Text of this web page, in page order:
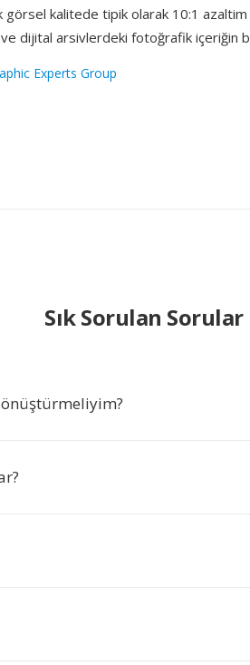
kalitede tipik olarak 10:1 azaltim
dijital arsivlerdeki fotoğrafik içeriğin
Experts Group
Sık Sorulan Sorular